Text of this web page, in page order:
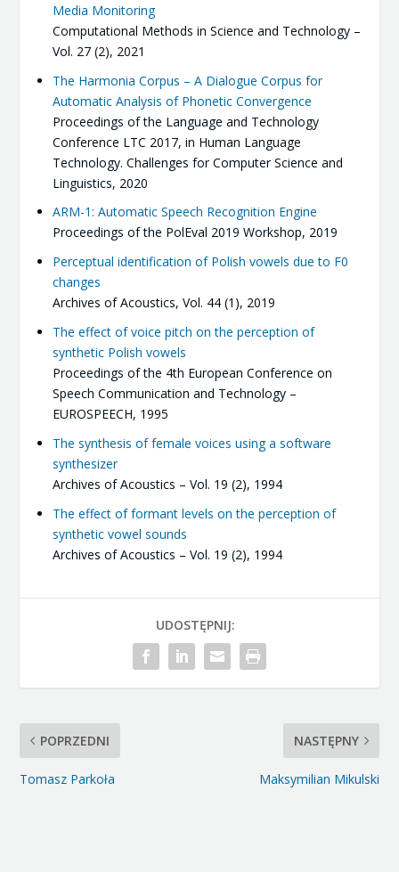
Media Monitoring
Computational Methods in Science and Technology –
Vol. 27 (2), 2021
The Harmonia Corpus – A Dialogue Corpus for
Automatic Analysis of Phonetic Convergence
Proceedings of the Language and Technology
Conference LTC 2017, in Human Language
Technology. Challenges for Computer Science and
Linguistics, 2020
ARM-1: Automatic Speech Recognition Engine
Proceedings of the PolEval 2019 Workshop, 2019
Perceptual identification of Polish vowels due to F0
changes
Archives of Acoustics, Vol. 44 (1), 2019
The effect of voice pitch on the perception of
synthetic Polish vowels
Proceedings of the 4th European Conference on
Speech Communication and Technology –
EUROSPEECH, 1995
The synthesis of female voices using a software
synthesizer
Archives of Acoustics – Vol. 19 (2), 1994
The effect of formant levels on the perception of
synthetic vowel sounds
Archives of Acoustics – Vol. 19 (2), 1994
UDOSTĘPNIJ:
POPRZEDNI
Tomasz Parkoła
NASTĘPNY
Maksymilian Mikulski